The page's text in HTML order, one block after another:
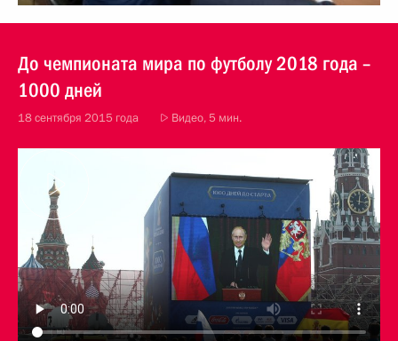
До чемпионата мира по футболу 2018 года –
1000 дней
18 сентября 2015 года Видео, 5 мин.